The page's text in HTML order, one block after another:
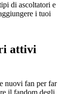
di ascoltatori e
i tuoi
attivi
nuovi fan per far
il fandom degli